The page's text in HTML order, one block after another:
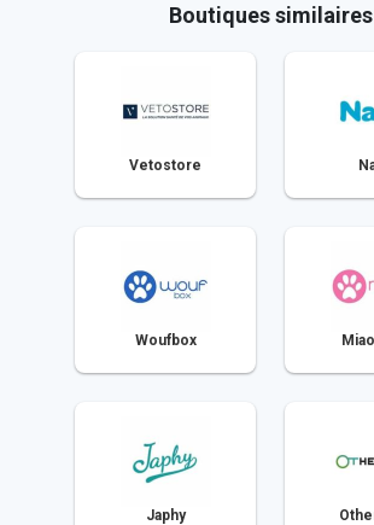
Boutiques similaires
Vetostore
Woufbox
Japhy